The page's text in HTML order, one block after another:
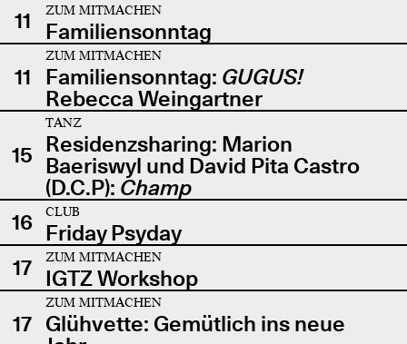
11
ZUM MITMACHEN
Familiensonntag
11
ZUM MITMACHEN
Familiensonntag: GUGUS!
Rebecca Weingartner
15
TANZ
Residenzsharing: Marion
Baeriswyl und David Pita Castro
(D.C.P): Champ
16
CLUB
Friday Psyday
17
ZUM MITMACHEN
IGTZ Workshop
17
ZUM MITMACHEN
Glühvette: Gemütlich ins neue